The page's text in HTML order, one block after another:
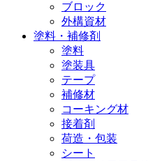
ブロック
外構資材
塗料・補修剤
塗料
塗装具
テープ
補修材
コーキング材
接着剤
荷造・包装
シート